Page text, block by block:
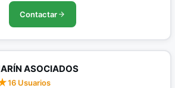
Contactar
ASOCIADOS
16 Usuarios